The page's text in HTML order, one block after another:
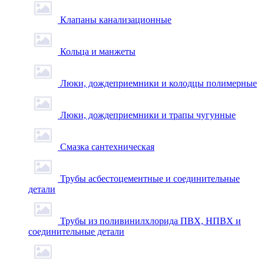
Клапаны канализационные
Кольца и манжеты
Люки, дождеприемники и колодцы полимерные
Люки, дождеприемники и трапы чугунные
Смазка сантехническая
Трубы асбестоцементные и соединительные
детали
Трубы из поливинилхлорида ПВХ, НПВХ и
соединительные детали